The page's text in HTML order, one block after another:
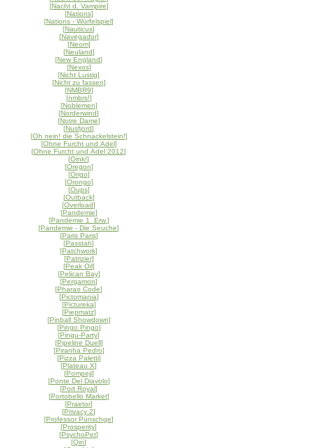
[Nacht d. Vampire]
[Nations]
[Nations - Würfelspiel]
[Nauticus]
[Navegador]
[Neom]
[Neuland]
[New England]
[Nexos]
[Nicht Lustig]
[Nicht zu fassen]
[NMBR9]
[nmbrs!]
[Noblemen]
[Norderwind]
[Notre Dame]
[Nusfjord]
[Oh nein! die Schnackelstein!]
[Ohne Furcht und Adel]
[Ohne Furcht und Adel 2012]
[Oink!]
[Oregon]
[Origo]
[Orongo]
[Oups]
[Outback]
[Overload]
[Pandemie]
[Pandemie 1. Erw.]
[Pandemie - Die Seuche]
[Paris Paris]
[Passtah]
[Patchwork]
[Patrizier]
[Peak Oil]
[Pelican Bay]
[Pergamon]
[Pharao Code]
[Pictomania]
[Pictureka]
[Piepmatz]
[Pinball Showdown]
[Pingo Pingo]
[Pingu-Party]
[Pipeline Duell]
[Piranha Pedro]
[Pizza Paletti]
[Plateau X]
[Pompeji]
[Ponte Del Diavolo]
[Port Royal]
[Portobello Market]
[Praetor]
[Privacy 2]
[Professor Pünschge]
[Prosperity]
[PsychoPet]
[Qin]